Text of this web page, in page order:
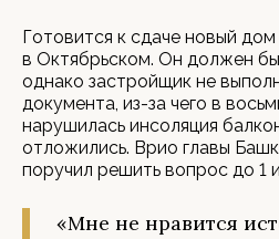
Готовится к сдаче новый
в Октябрьском. Он должен
однако застройщик не
документа, из-за чего в
нарушилась инсоляция
отложились. Врио главы
поручил решить вопрос до 1
«Мне не нравится